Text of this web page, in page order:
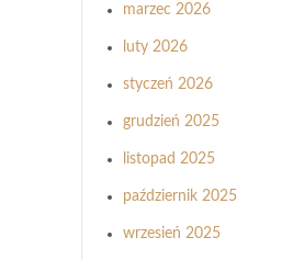
marzec 2026
luty 2026
styczeń 2026
grudzień 2025
listopad 2025
październik 2025
wrzesień 2025